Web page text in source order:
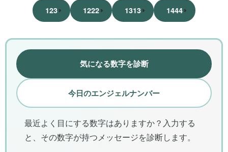
123 1222 1313 1444
気になる数字を診断
今日のエンジェルナンバー
最近よく目にする数字はありますか？入力する
と、その数字が持つメッセージを診断します。